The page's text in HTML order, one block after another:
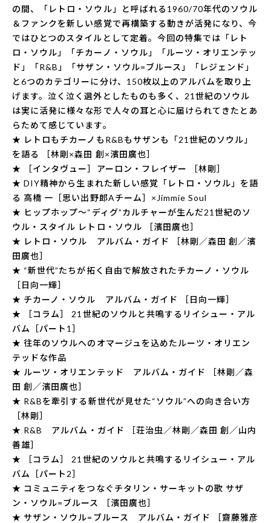
の間、「レトロ・ソウル」と呼ばれる1960/70年代のソウル
＆ファンクを新しい感覚で再構築する動きが活発になり、今
ではひとつのスタイルとして定着。今回の特集では「レト
ロ・ソウル」「チカーノ・ソウル」「ルーツ・オリエンテッ
ド」「R&B」「サザン・ソウル=ブルース」「レジェンド」
と6つのカテゴリーに分け、150枚以上のアルバムを取り上
げます。泣く泣く選外としたものも多く、21世紀のソウル
は実に活発に様々な形で人々の耳と心に届けられてきたとあ
らためて感じています。
★ レトロもチカーノもR&Bもサザンも「21世紀のソウル」
を語る ［林剛×森田 創×濱田廣也］
★ ［インタヴュー］アーロン・フレイザー ［林剛］
★ DIY精神から生まれた新しい感覚「レトロ・ソウル」を語
る 高橋 一［思い出野郎Aチーム］×Jimmie Soul
★ ヒップホップ～“ディグ”カルチャーが生んだ21世紀のソ
ウル・スタイル レトロ・ソウル ［濱田廣也］
★ レトロ・ソウル アルバム・ガイド ［林剛／森田 創／濱
田廣也］
★ “新世代”たちが拓く自由で解放されたチカーノ・ソウル
［日向一輝］
★ チカーノ・ソウル アルバム・ガイド ［日向一輝］
★ ［コラム］ 21世紀のソウルと共鳴するリイシュー・アル
バム［パート1］
★ 往年のソウルへのオマージュを込めたルーツ・オリエン
テッドな作品
★ ルーツ・オリエンテッド アルバム・ガイド ［林剛／森
田 創／濱田廣也］
★ R&Bを牽引する新世代が見せた“ソウル”への向き合い方
［林剛］
★ R&B アルバム・ガイド ［荘治虫／林剛／森田 創／山内
善雄］
★ ［コラム］ 21世紀のソウルと共鳴するリイシュー・アル
バム［パート2］
★ コミュニティをつなぐチタリン・サーキットの歌 サザ
ン・ソウル=ブルース ［濱田廣也］
★ サザン・ソウル=ブルース アルバム・ガイド ［齋藤雅彦